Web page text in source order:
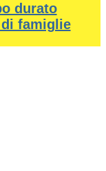
durato
famiglie